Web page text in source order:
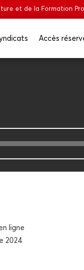
et de la Formation
Accès
ligne
2024